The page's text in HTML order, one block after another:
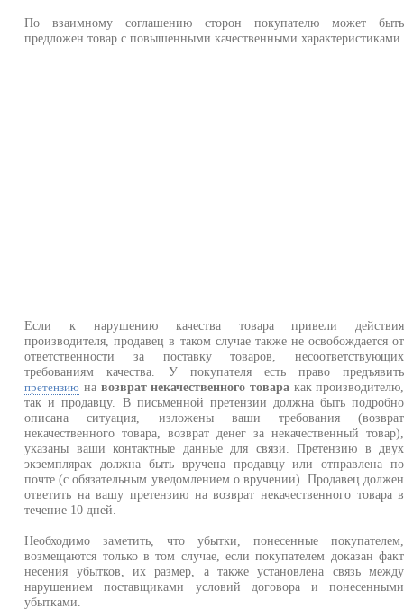
По взаимному соглашению сторон покупателю может быть
предложен товар с повышенными качественными характеристиками.
Если к нарушению качества товара привели действия
производителя, продавец в таком случае также не освобождается от
ответственности за поставку товаров, несоответствующих
требованиям качества. У покупателя есть право предъявить
претензию на возврат некачественного товара как производителю,
так и продавцу. В письменной претензии должна быть подробно
описана ситуация, изложены ваши требования (возврат
некачественного товара, возврат денег за некачественный товар),
указаны ваши контактные данные для связи. Претензию в двух
экземплярах должна быть вручена продавцу или отправлена по
почте (с обязательным уведомлением о вручении). Продавец должен
ответить на вашу претензию на возврат некачественного товара в
течение 10 дней.
Необходимо заметить, что убытки, понесенные покупателем,
возмещаются только в том случае, если покупателем доказан факт
несения убытков, их размер, а также установлена связь между
нарушением поставщиками условий договора и понесенными
убытками.